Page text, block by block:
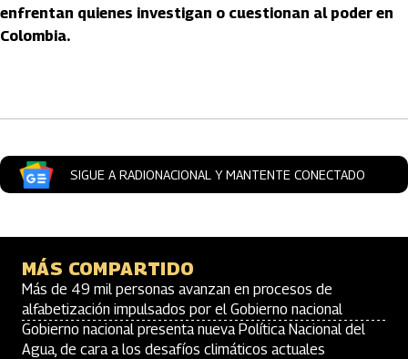
enfrentan quienes investigan o cuestionan al poder en
Colombia.
SIGUE A RADIONACIONAL Y MANTENTE CONECTADO
MÁS COMPARTIDO
Más de 49 mil personas avanzan en procesos de
alfabetización impulsados por el Gobierno nacional
Gobierno nacional presenta nueva Política Nacional del
Agua, de cara a los desafíos climáticos actuales